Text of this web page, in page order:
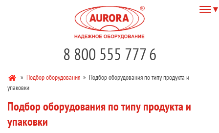
8 800 555 777 6
» Подбор оборудования » Подбор оборудования по типу продукта и
упаковки
Подбор оборудования по типу продукта и
упаковки